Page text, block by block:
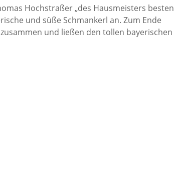
Hochstraßer „des Hausmeisters besten
und süße Schmankerl an. Zum Ende
und ließen den tollen bayerischen